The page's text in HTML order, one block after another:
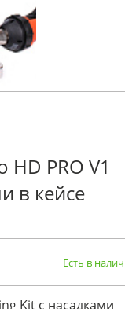
PRO V1
в кейсе
Есть в
Kit с насадками